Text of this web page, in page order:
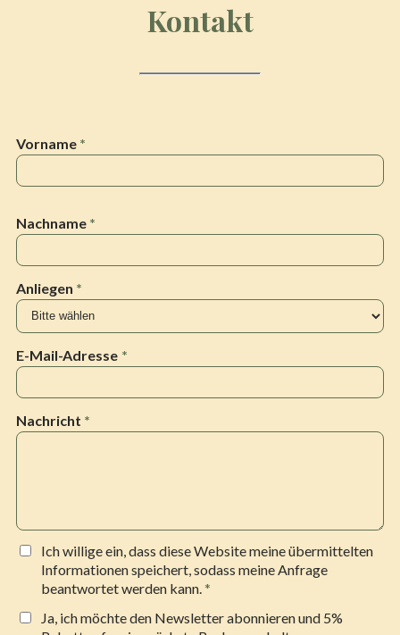
Kontakt
Vorname *
Nachname *
Anliegen *
E-Mail-Adresse *
Nachricht *
Ich willige ein, dass diese Website meine übermittelten
Informationen speichert, sodass meine Anfrage
beantwortet werden kann.*
Ja, ich möchte den Newsletter abonnieren und 5%